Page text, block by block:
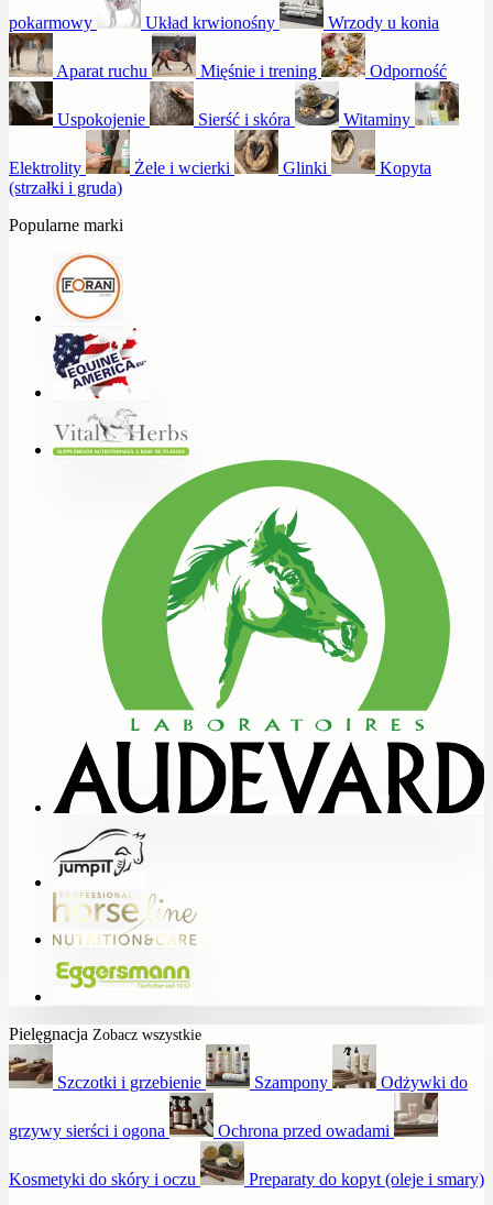
pokarmowy Układ krwionośny Wrzody u konia
Aparat ruchu Mięśnie i trening Odporność
Uspokojenie Sierść i skóra Witaminy
Elektrolity Żele i wcierki Glinki
Kopyta
(strzałki i gruda)
Popularne marki
Pielęgnacja Zobacz wszystkie
Szczotki i grzebienie Szampony Odżywki do
grzywy sierści i ogona Ochrona przed owadami
Kosmetyki do skóry i oczu
Preparaty do kopyt (oleje i smary)